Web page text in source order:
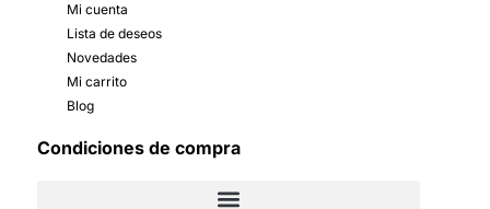
Mi cuenta
Lista de deseos
Novedades
Mi carrito
Blog
Condiciones de compra